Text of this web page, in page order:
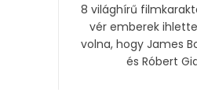
8 világhírű
vér emberek
volna, hogy James
és Róbert